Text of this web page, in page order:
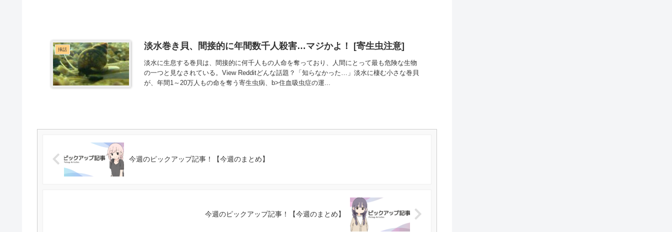
挿話 淡水巻き貝、間接的に年間数千人殺害…マジかよ！ [寄生虫注意]
淡水に生息する巻貝は、間接的に何千人もの人命を奪っており、人間にとって最も危険な生物
の一つと見なされている。View Redditどんな話題？「知らなかった…」淡水に棲む小さな巻貝
が、年間1～20万人もの命を奪う寄生虫病、b>住血吸虫症の運...
今週のピックアップ記事！【今週のまとめ】
今週のピックアップ記事！【今週のまとめ】